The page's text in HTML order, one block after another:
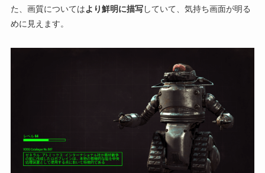
た、画質についてはより鮮明に描写していて、気持ち画面が明る
めに見えます。